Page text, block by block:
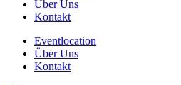
Über Uns
Kontakt
Eventlocation
Über Uns
Kontakt